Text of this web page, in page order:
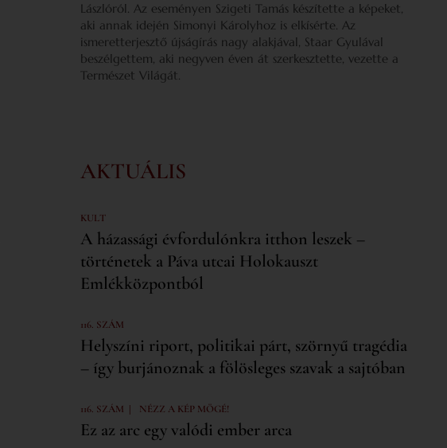
Lászlóról. Az eseményen Szigeti Tamás készítette a képeket,
aki annak idején Simonyi Károlyhoz is elkísérte. Az
ismeretterjesztő újságírás nagy alakjával, Staar Gyulával
beszélgettem, aki negyven éven át szerkesztette, vezette a
Természet Világát.
AKTUÁLIS
KULT
A házassági évfordulónkra itthon leszek –
történetek a Páva utcai Holokauszt
Emlékközpontból
116. SZÁM
Helyszíni riport, politikai párt, szörnyű tragédia
– így burjánoznak a fölösleges szavak a sajtóban
116. SZÁM | NÉZZ A KÉP MÖGÉ!
Ez az arc egy valódi ember arca